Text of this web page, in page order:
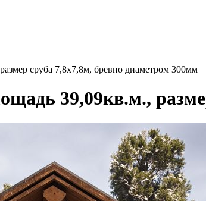
сруба 7,8х7,8м, бревно диаметром 300мм
39,09кв.м.,